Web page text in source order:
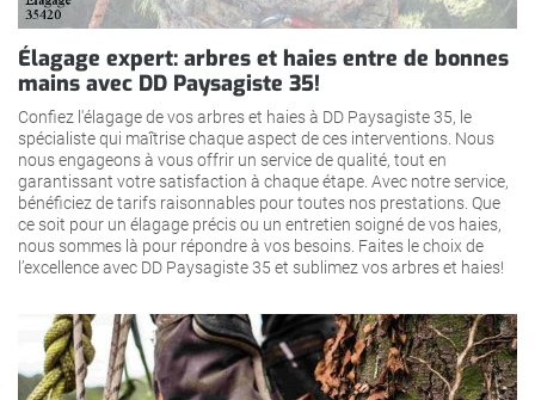
Élagage expert: arbres et haies entre de bonnes
mains avec DD Paysagiste 35!
Confiez l'élagage de vos arbres et haies à DD Paysagiste 35, le
spécialiste qui maîtrise chaque aspect de ces interventions. Nous
nous engageons à vous offrir un service de qualité, tout en
garantissant votre satisfaction à chaque étape. Avec notre service,
bénéficiez de tarifs raisonnables pour toutes nos prestations. Que
ce soit pour un élagage précis ou un entretien soigné de vos haies,
nous sommes là pour répondre à vos besoins. Faites le choix de
l’excellence avec DD Paysagiste 35 et sublimez vos arbres et haies!